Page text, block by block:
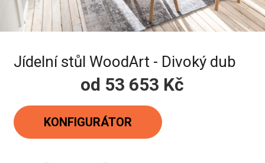
Jídelní stůl WoodArt - Divoký dub
od 53 653 Kč
Měrná
cena:
KONFIGURÁTOR